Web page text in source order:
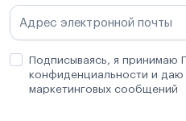
Подписываясь, я принимаю
конфиденциальности и даю
маркетинговых сообщений